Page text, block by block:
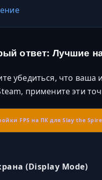
ответ: Лучшие
убедиться, что
примените эти
FPS на ПК для Slay the
(Display Mode)